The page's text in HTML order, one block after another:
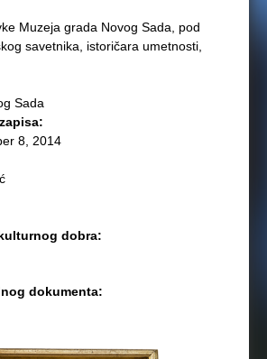
Muzeja grada Novog Sada, pod
savetnika, istoričara umetnosti,
Sada
8, 2014
dobra:
dokumenta: